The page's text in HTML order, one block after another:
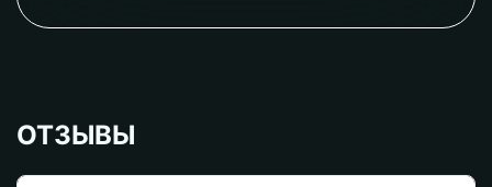
ОТЗЫВЫ